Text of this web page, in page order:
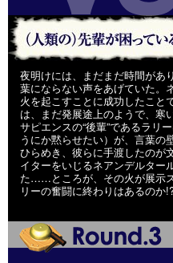
夜明けには、まだまだ時間があ
葉にならない声をあげていた。
火を起こすことに成功したこと
は、まだ発展途上のようで、寒
サピエンスの“後輩”であるラリ
うにか黙らせたい）が、言葉の
ひらめき、彼らに手渡したのが
イターをいじるネアンデルター
た……ところが、その火が展示
リーの奮闘に終わりはあるのか